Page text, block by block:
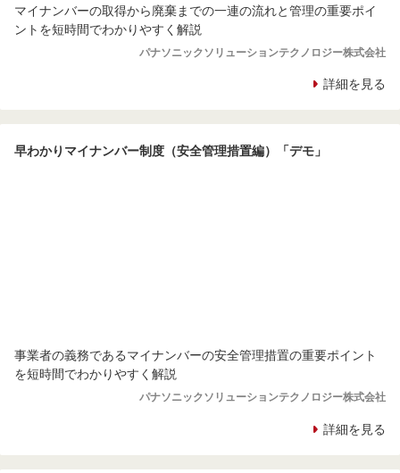
マイナンバーの取得から廃棄までの一連の流れと管理の重要ポイ
ントを短時間でわかりやすく解説
パナソニックソリューションテクノロジー株式会社
詳細を見る
早わかりマイナンバー制度（安全管理措置編）「デモ」
事業者の義務であるマイナンバーの安全管理措置の重要ポイント
を短時間でわかりやすく解説
パナソニックソリューションテクノロジー株式会社
詳細を見る